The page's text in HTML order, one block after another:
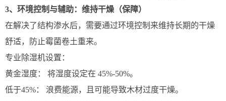
3、环境控制与辅助：维持干燥（保障）
在解决了结构渗水后，需要通过环境控制来维持长期的干燥
舒适，防止霉菌卷土重来。
专业除湿机设置：
黄金湿度： 将湿度设定在 45%-50%。
低于45%： 浪费能源，且可能导致木材过度干燥。